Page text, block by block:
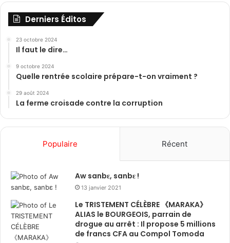
Derniers Éditos
23 octobre 2024
Il faut le dire…
9 octobre 2024
Quelle rentrée scolaire prépare-t-on vraiment ?
29 août 2024
La ferme croisade contre la corruption
Populaire Récent
Aw sanbɛ, sanbɛ !
13 janvier 2021
Le TRISTEMENT CÉLÈBRE 《MARAKA》
ALIAS le BOURGEOIS, parrain de
drogue au arrêt : Il propose 5 millions
de francs CFA au Compol Tomoda